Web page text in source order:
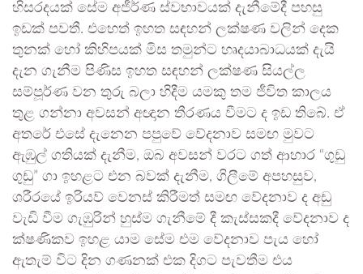
හිසරදයක් සේම අජීර්ණ ස්වභාවයක් දැනීමේදී පහසු
ඉඩක් පවතී. එහෙත් ඉහත සඳහන් ලක්ෂණ වලින් දෙක
තුනක් හෝ කිහිපයක් මිස තමුන්ට හෘදයාබාධයක් දැයි
දැන ගැනීම පිණිස ඉහත සඳහන් ලක්ෂණ සියල්ල
සම්පූර්ණ වන තුරු බලා හිදීම යමකු තම ජීවිත කාලය
තුළ ගන්නා අවසන් අඥාන තීරණය වීමට ද ඉඩ තිබේ. ඒ
අතරේ එසේ දැනෙන පපුවේ වේදනාව සමඟ මුවට
ඇඹුල් ගතියක් දැනීම, ඔබ අවසන් වරට ගත් ආහාර “ගුඩු
ගුඩු” ගා ඉහළට එන බවක් දැනීම, ගිලීමේ අපහසුව,
ශරීරයේ ඉරියව් වෙනස් කිරීමත් සමඟ වේදනාව ද අඩු
වැඩි වීම ගැඹුරින් හුස්ම ගැනීමේ දී කැස්සකදී වේදනාව ද
ක්ෂණිකව ඉහළ යාම සේම එම වේදනාව පැය හෝ
ඇතැම් විට දින ගණනක් එක දිගට පැවතීම එය